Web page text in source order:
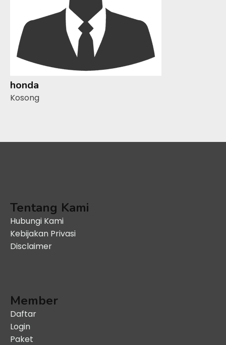
honda
Kosong
Tentang Kami
Hubungi Kami
Kebijakan Privasi
Disclaimer
Member
Daftar
Login
Paket